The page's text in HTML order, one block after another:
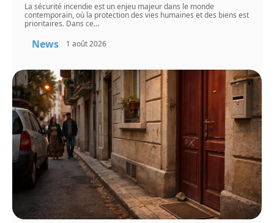
La sécurité incendie est un enjeu majeur dans le monde
contemporain, où la protection des vies humaines et des biens est
prioritaires. Dans ce…
News 1 août 2026